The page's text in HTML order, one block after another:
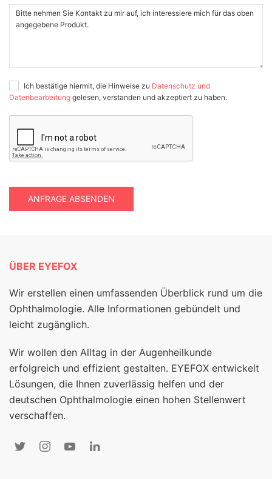
Ich bestätige hiermit, die Hinweise zu Datenschutz und
Datenbearbeitung gelesen, verstanden und akzeptiert zu haben.
ANFRAGE ABSENDEN
ÜBER EYEFOX
Wir erstellen einen umfassenden Überblick rund um die
Ophthalmologie. Alle Informationen gebündelt und
leicht zugänglich.
Wir wollen den Alltag in der Augenheilkunde
erfolgreich und effizient gestalten. EYEFOX entwickelt
Lösungen, die Ihnen zuverlässig helfen und der
deutschen Ophthalmologie einen hohen Stellenwert
verschaffen.